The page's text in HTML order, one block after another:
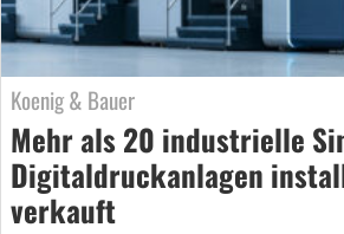
Koenig & Bauer
Mehr als 20 industrielle
Digitaldruckanlagen
verkauft